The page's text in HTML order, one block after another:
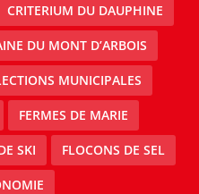
CRITERIUM DU DAUPHINE
DU MONT D’ARBOIS
MUNICIPALES
FERMES DE MARIE
SKI FLOCONS DE SEL